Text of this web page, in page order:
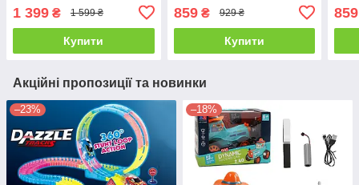
1 399 ₴ 1 599 ₴
Купити
859₴ 929 ₴
Купити
859
Акційні пропозиції та новинки
–23% –18%